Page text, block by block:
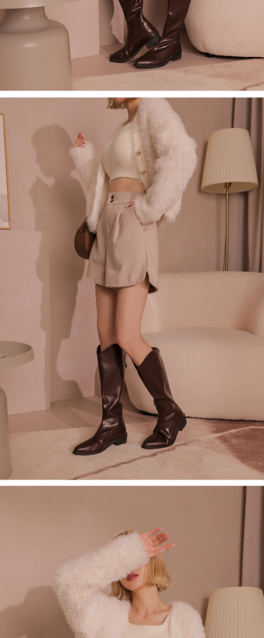
にご連絡ください。上記に示した個人情報を、必要な購入注文書とあわせ
てAFTEEにご提供いただく、またはAFTEEにあなたの個人情報の収集、処
理、利用を許可することににご同意いただけない場合は、当サービスを選
択しないでください。